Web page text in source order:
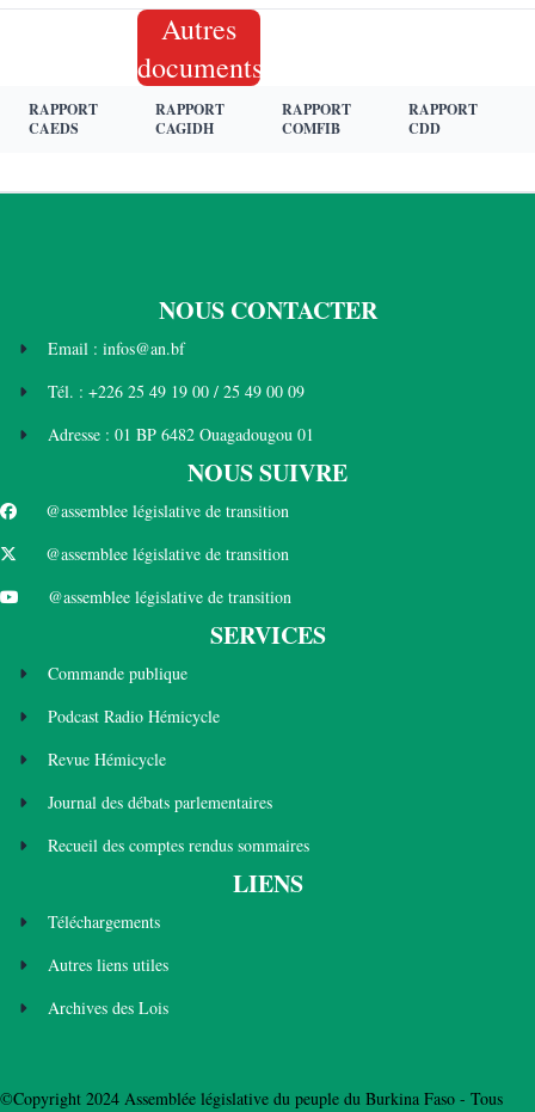
Autres
documents
RAPPORT
CAEDS
RAPPORT
CAGIDH
RAPPORT
COMFIB
RAPPORT
CDD
NOUS CONTACTER
Email : infos@an.bf
Tél. : +226 25 49 19 00 / 25 49 00 09
Adresse : 01 BP 6482 Ouagadougou 01
NOUS SUIVRE
@assemblee législative de transition
@assemblee législative de transition
@assemblee législative de transition
SERVICES
Commande publique
Podcast Radio Hémicycle
Revue Hémicycle
Journal des débats parlementaires
Recueil des comptes rendus sommaires
LIENS
Téléchargements
Autres liens utiles
Archives des Lois
©Copyright 2024 Assemblée législative du peuple du Burkina Faso - Tous